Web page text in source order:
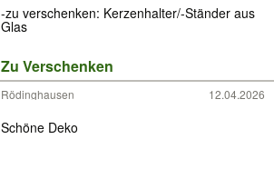
-zu verschenken: Kerzenhalter/-Ständer aus
Glas
Zu Verschenken
Rödinghausen 12.04.2026
Schöne Deko